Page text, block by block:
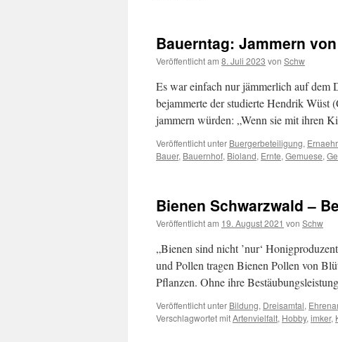
Bauerntag: Jammern
Veröffentlicht am 8. Juli 2023 von Schw
Es war einfach nur jämmerlich auf dem
bejammerte der studierte Hendrik Wüst
jammern würden: „Wenn sie mit ihren
Veröffentlicht unter Buergerbeteiligung,
Bauer, Bauernhof, Bioland, Ernte, Gemuese,
Bienen Schwarzwald –
Veröffentlicht am 19. August 2021 von Schw
„Bienen sind nicht ’nur‘
und Pollen tragen Bienen Pollen von
Pflanzen. Ohne ihre
Veröffentlicht unter Bildung, Dreisamtal,
Verschlagwortet mitArtenvielfalt, Hobby, imker,